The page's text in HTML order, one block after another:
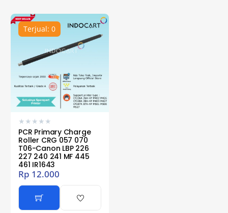
Terjual: 0
★ ★ ★ ★ ★
PCR Primary Charge
Roller CRG 057 070
T06-Canon LBP 226
227 240 241 MF 445
461 IR1643
Rp 12.000